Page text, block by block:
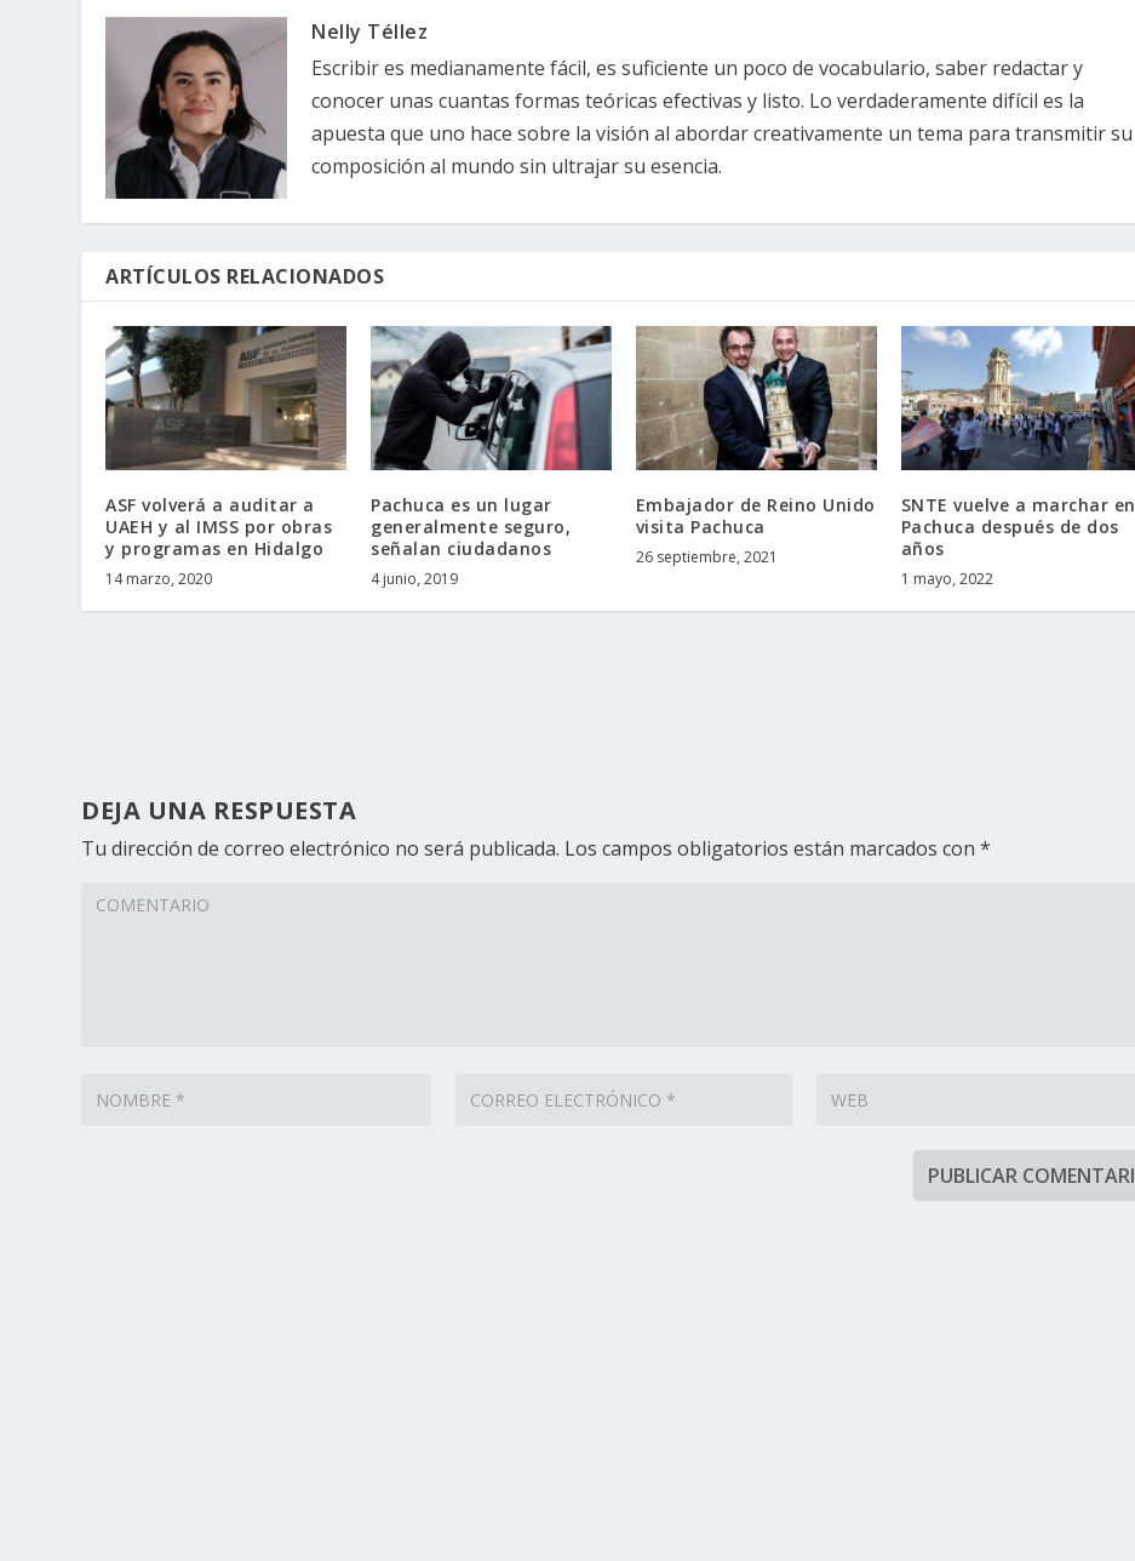
Nelly Téllez
Escribir es medianamente fácil, es suficiente un poco de vocabulario, saber redactar y
conocer unas cuantas formas teóricas efectivas y listo. Lo verdaderamente difícil es la
apuesta que uno hace sobre la visión al abordar creativamente un tema para transmitir su
composición al mundo sin ultrajar su esencia.
ARTÍCULOS RELACIONADOS
ASF volverá a auditar a
UAEH y al IMSS por obras
y programas en Hidalgo
14 marzo, 2020
Pachuca es un lugar
generalmente seguro,
señalan ciudadanos
4 junio, 2019
Embajador de Reino Unido
visita Pachuca
26 septiembre, 2021
SNTE vuelve a marchar en
Pachuca después de dos
años
1 mayo, 2022
DEJA UNA RESPUESTA
Tu dirección de correo electrónico no será publicada. Los campos obligatorios están marcados con*